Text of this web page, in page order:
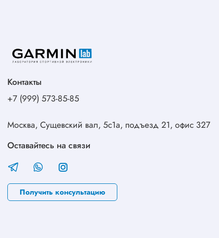
Контакты
+7 (999) 573-85-85
Москва, Сущевский вал, 5с1а, подъезд 21, офис 327
Оставайтесь на связи
Получить консультацию